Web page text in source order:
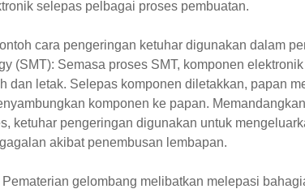
selepas pelbagai proses pembuatan.
cara pengeringan ketuhar digunakan dalam
(SMT): Semasa proses SMT, komponen
dan letak. Selepas komponen diletakkan, papan
komponen ke papan.
ketuhar pengeringan digunakan untuk
akibat penembusan lembapan.
gelombang melibatkan melepasi